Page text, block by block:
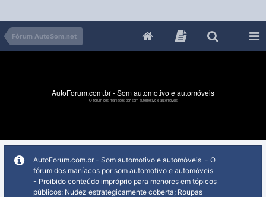
Fórum AutoSom.net
AutoForum.com.br - Som automotivo e automóveis
O fórum dos maníacos por som automotivo e automóveis
AutoForum.com.br - Som automotivo e automóveis - O
fórum dos maníacos por som automotivo e automóveis
- Proibido conteúdo impróprio para menores em tópicos
públicos: Nudez estrategicamente coberta; Roupas